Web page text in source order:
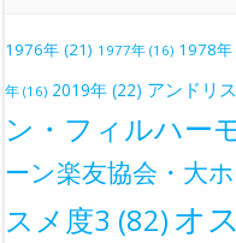
1976年 (21) 1977年 (16) 1978年
年 (16) 2019年 (22) アンドリ
ン・フィルハー
ーン楽友協会・大
スメ度3 (82) オ